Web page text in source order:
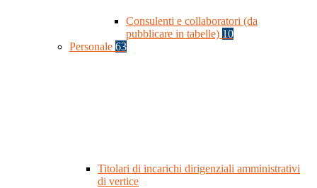
Consulenti e collaboratori (da
pubblicare in tabelle) 10
Personale 63
Titolari di incarichi dirigenziali amministrativi
di vertice